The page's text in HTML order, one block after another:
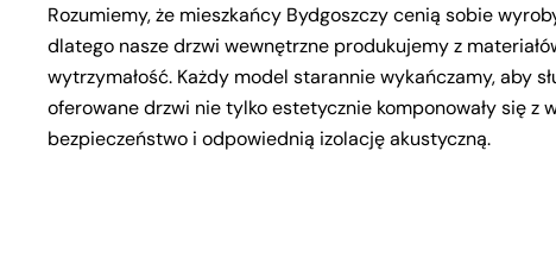
Rozumiemy, że mieszkańcy Bydgoszczy cenią sobie
dlatego nasze drzwi wewnętrzne produkujemy z
wytrzymałość. Każdy model starannie wykańczamy, aby
oferowane drzwi nie tylko estetycznie komponowały się z
bezpieczeństwo i odpowiednią izolację akustyczną.